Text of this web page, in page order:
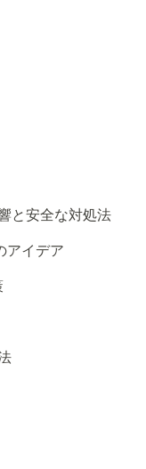
と安全な対処法
アイデア